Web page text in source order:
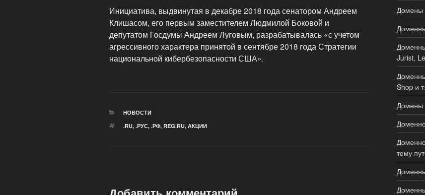
Инициатива, выдвинутая в декабре 2018 года сенатором Андреем
Клишасом, его первым заместителем Людмилой Боковой и
депутатом Госдумы Андреем Луговым, разрабатывалась «с учетом
агрессивного характера принятой в сентябре 2018 года Стратегии
национальной кибербезопасности США».
РУБРИКИ
НОВОСТИ
МЕТКИ
.RU, .РУС, .РФ, REG.RU, АКЦИИ
Домены
Jurist,
Shop и
Домены
тему